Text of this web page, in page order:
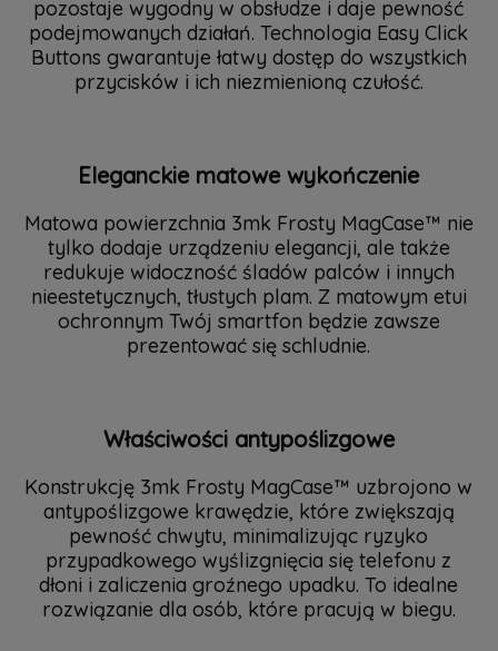
pozostaje wygodny w obsłudze i daje pewność
podejmowanych działań. Technologia Easy Click
Buttons gwarantuje łatwy dostęp do wszystkich
przycisków i ich niezmienioną czułość.
Eleganckie matowe wykończenie
Matowa powierzchnia 3mk Frosty MagCase™ nie
tylko dodaje urządzeniu elegancji, ale także
redukuje widoczność śladów palców i innych
nieestetycznych, tłustych plam. Z matowym etui
ochronnym Twój smartfon będzie zawsze
prezentować się schludnie.
Właściwości antypoślizgowe
Konstrukcję 3mk Frosty MagCase™ uzbrojono w
antypoślizgowe krawędzie, które zwiększają
pewność chwytu, minimalizując ryzyko
przypadkowego wyślizgnięcia się telefonu z
dłoni i zaliczenia groźnego upadku. To idealne
rozwiązanie dla osób, które pracują w biegu.